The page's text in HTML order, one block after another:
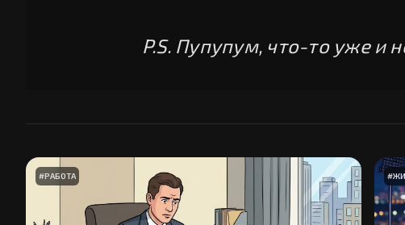
P.S. Пупупум, что-то уже и
#РАБОТА #